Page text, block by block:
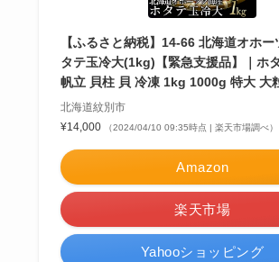
【ふるさと納税】14-66 北海道オホ
タテ玉冷大(1kg)【緊急支援品】｜ホ
帆立 貝柱 貝 冷凍 1kg 1000g 特大 大
北海道紋別市
¥14,000
（2024/04/10 09:35時点 | 楽天市場調べ）
Amazon
楽天市場
Yahooショッピング